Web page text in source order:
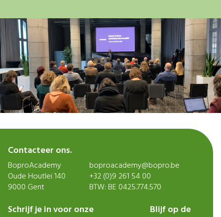
Contacteer ons.
BoproAcademy
Oude Houtlei 140
9000 Gent
boproacademy@bopro.be
+32 (0)9 261 54 00
BTW: BE 0425.774.570
Schrijf je in voor onze
Blijf op de